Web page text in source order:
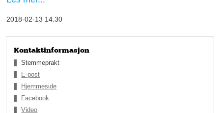
– I tillegg opplever folk både glede og mestring. Jeg har fått
rapporterer om at de utvikler seg og gjør ting de ikke visste at
Paro N. Lyngmo har en imponerende variert bakgrunn, både
hva gjelder interesser, utdanning og arbeidserfaring. Alt dette
tar hun med seg inn i arbeidet i Stemmeprakt AS, selskapet
hun driver i Bodø.
2018-02-13 14.30
Kontaktinformasjon
Stemmeprakt
E-post
Hjemmeside
Facebook
Video